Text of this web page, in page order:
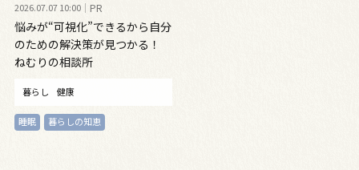
2026.07.07 10:00 PR
悩みが“可視化”できるから自分
のための解決策が見つかる！
ねむりの相談所
暮らし 健康
睡眠 暮らしの知恵